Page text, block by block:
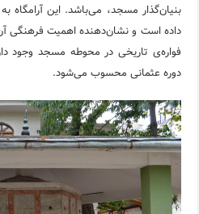
بنیان‌گذار مسجد، می‌باشد. این
داده است و نشان‌دهنده اهمیت فرهنگی
فواره‌ی تاریخی در محوطه مسجد وجود
دوره عثمانی محسوب می‌شود.